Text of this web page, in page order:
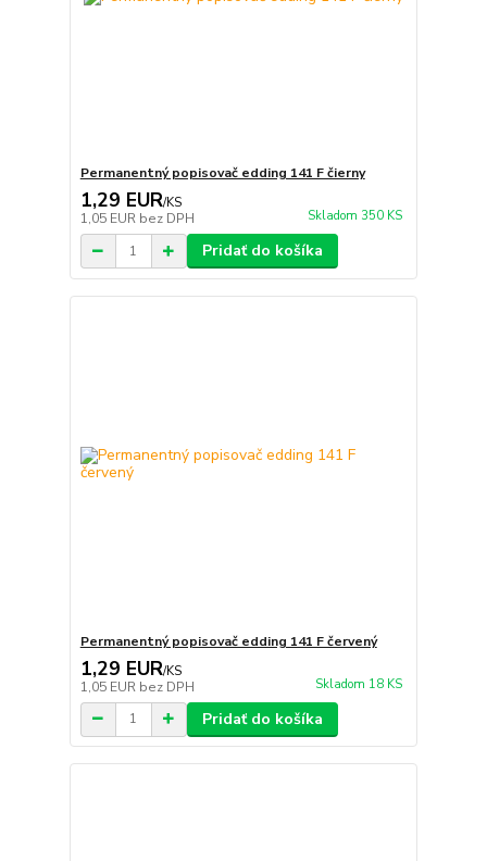
Permanentný popisovač edding 141 F čierny
1,29 EUR/KS
1,05 EUR bez DPH Skladom 350 KS
Pridať do košíka
Permanentný popisovač edding 141 F červený
1,29 EUR/KS
1,05 EUR bez DPH Skladom 18 KS
Pridať do košíka